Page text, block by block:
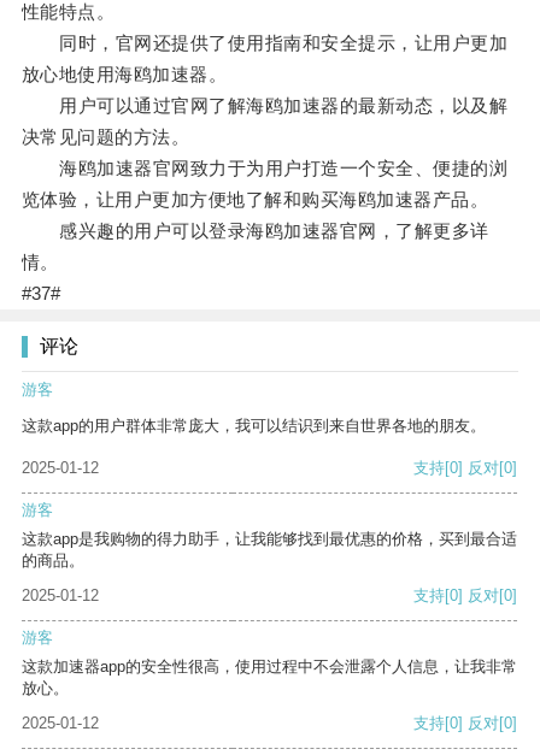
性能特点。
同时，官网还提供了使用指南和安全提示，让用户更加
放心地使用海鸥加速器。
用户可以通过官网了解海鸥加速器的最新动态，以及解
决常见问题的方法。
海鸥加速器官网致力于为用户打造一个安全、便捷的浏
览体验，让用户更加方便地了解和购买海鸥加速器产品。
感兴趣的用户可以登录海鸥加速器官网，了解更多详
情。
#37#
评论
游客
这款app的用户群体非常庞大，我可以结识到来自世界各地的朋友。
2025-01-12 支持[0] 反对[0]
游客
这款app是我购物的得力助手，让我能够找到最优惠的价格，买到最合适
的商品。
2025-01-12
支持[0] 反对[0]
游客
这款加速器app的安全性很高，使用过程中不会泄露个人信息，让我非常
放心。
2025-01-12
支持[0] 反对[0]